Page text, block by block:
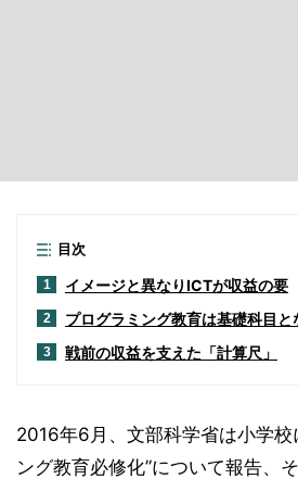
目次
1 イメージと異なりICTが収益の要
2 プログラミング教育は基礎科目と
3 戦前の収益を支えた「計算尺」
2016年6月、文部科学省は小学校
ング教育必修化”について報告、